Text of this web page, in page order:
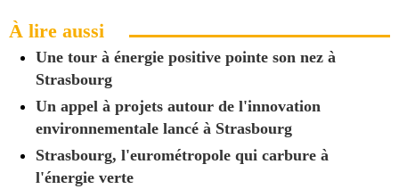
À lire aussi
Une tour à énergie positive pointe son nez à
Strasbourg
Un appel à projets autour de l'innovation
environnementale lancé à Strasbourg
Strasbourg, l'eurométropole qui carbure à
l'énergie verte